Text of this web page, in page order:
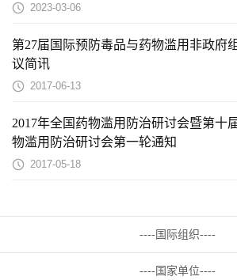
2023-03-06
第27届国际预防毒品与药物滥用非政府
议简讯
2017-06-13
2017年全国药物滥用防治研讨会暨第十
物滥用防治研讨会第一轮通知
2017-05-18
----国际组织----
----国家单位----